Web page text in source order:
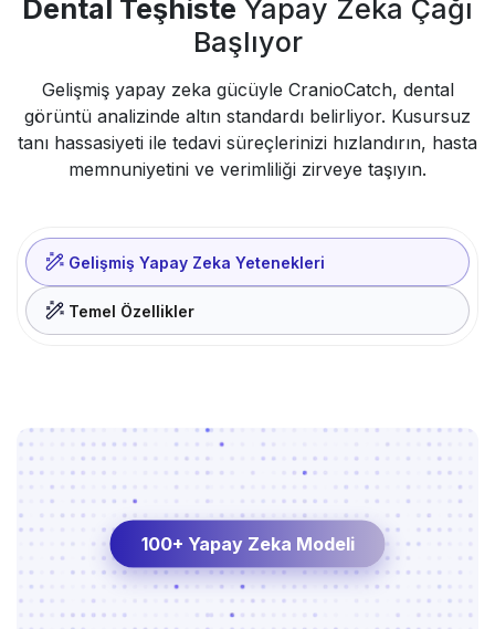
Dental Teşhiste Yapay Zeka Çağı
Başlıyor
Gelişmiş yapay zeka gücüyle CranioCatch, dental
görüntü analizinde altın standardı belirliyor. Kusursuz
tanı hassasiyeti ile tedavi süreçlerinizi hızlandırın, hasta
memnuniyetini ve verimliliği zirveye taşıyın.
Gelişmiş Yapay Zeka Yetenekleri
Temel Özellikler
100+ Yapay Zeka Modeli